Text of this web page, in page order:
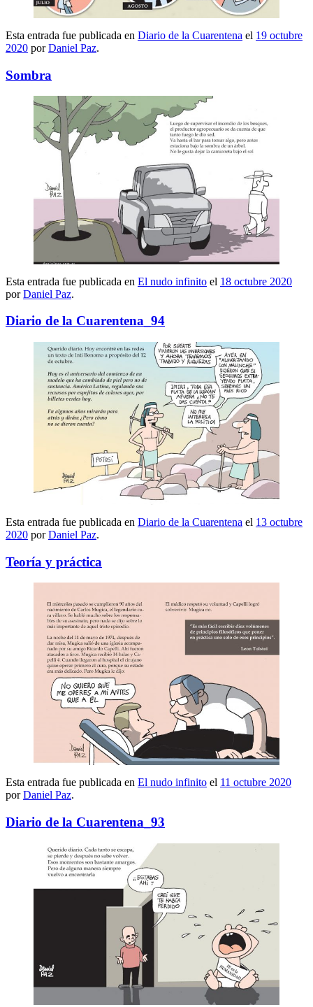
Esta entrada fue publicada en Diario de la Cuarentena el 19 octubre
2020 porDaniel Paz.
Sombra
Esta entrada fue publicada en El nudo infinito el 18 octubre 2020
porDaniel Paz.
Diario de la Cuarentena_94
Esta entrada fue publicada en Diario de la Cuarentena el 13 octubre
2020 porDaniel Paz.
Teoría y práctica
Esta entrada fue publicada en El nudo infinito el 11 octubre 2020
porDaniel Paz.
Diario de la Cuarentena_93